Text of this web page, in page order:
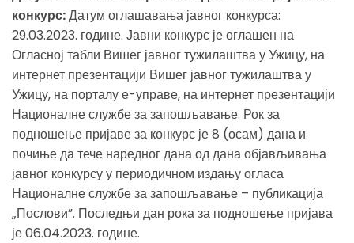
конкурс:Датум оглашавања јавног конкурса:
29.03.2023. године. Јавни конкурс је оглашен на
Огласној табли Вишег јавног тужилаштва у Ужицу, на
интернет презентацији Вишег јавног тужилаштва у
Ужицу, на порталу е-управе, на интернет презентацији
Националне службе за запошљавање. Рок за
подношење пријаве за конкурс је 8 (осам) дана и
почиње да тече наредног дана од дана објављивања
јавног конкурсу у периодичном издању огласа
Националне службе за запошљавање – публикација
„Послови”. Последњи дан рока за подношење пријава
је 06.04.2023. године.